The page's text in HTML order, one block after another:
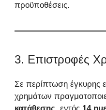
προϋποθέσεις.
3. Επιστροφές
Σε περίπτωση έγκυρης
χρημάτων